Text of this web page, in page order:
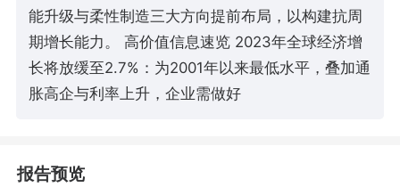
能升级与柔性制造三大方向提前布局，以构建抗周
期增长能力。 高价值信息速览 2023年全球经济增
长将放缓至2.7%：为2001年以来最低水平，叠加通
胀高企与利率上升，企业需做好
报告预览